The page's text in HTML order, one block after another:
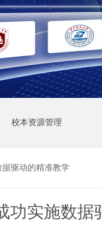
校本资源管理
据驱动的精准教学
功实施数据